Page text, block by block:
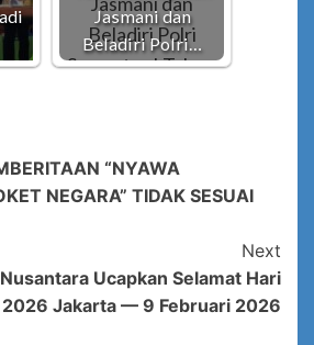
Jasmani dan
Beladiri Polri…
“NYAWA
NEGARA” TIDAK SESUAI
Next
Ucapkan Selamat Hari
2026 Jakarta — 9 Februari 2026